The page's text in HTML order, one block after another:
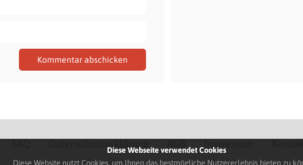
Datenschutzerklärung Impressum
Diese Webseite verwendet Cookies
Diese Website nutzt Cookies, um Ihnen das bestmögliche Nutzererlebnis bieten zu